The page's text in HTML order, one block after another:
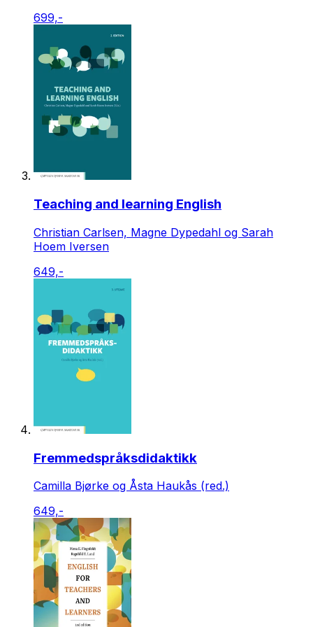
699,-
Teaching and learning English
Christian Carlsen, Magne Dypedahl og Sarah
Hoem Iversen
649,-
Fremmedspråksdidaktikk
Camilla Bjørke og Åsta Haukås (red.)
649,-